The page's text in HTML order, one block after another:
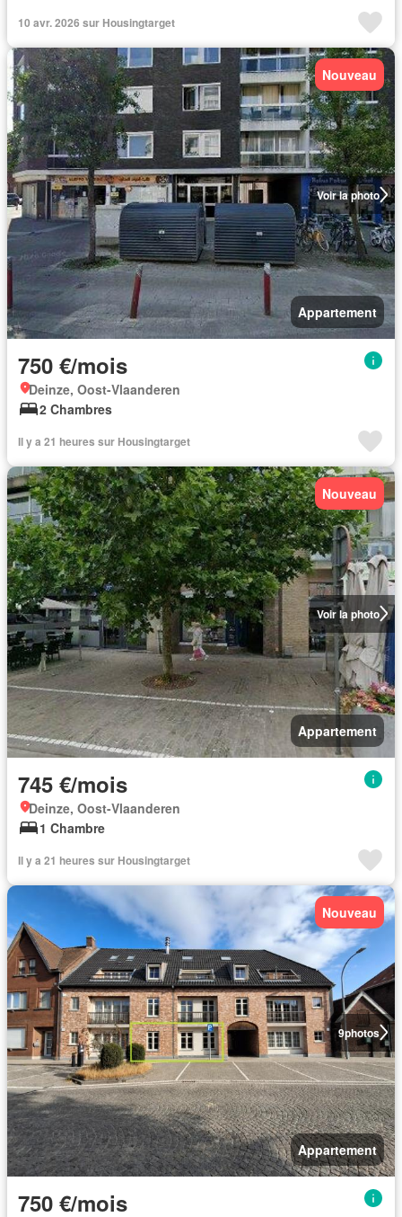
10 avr. 2026 sur Housingtarget
Voir la photo
Nouveau
Appartement
750 €/mois
Deinze, Oost-Vlaanderen
2 Chambres
Il y a 21 heures sur Housingtarget
Voir la photo
Nouveau
Appartement
745 €/mois
Deinze, Oost-Vlaanderen
1 Chambre
Il y a 21 heures sur Housingtarget
9photos
Nouveau
Appartement
750 €/mois